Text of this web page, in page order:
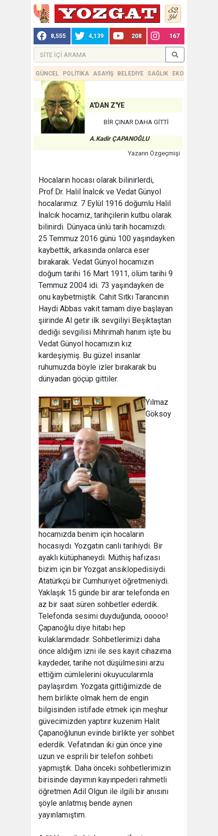
8,555 4,139 208 167
GÜNCEL POLİTİKA ASAYİŞ BELEDİYE SAĞLIK EKONOMİ
A'DAN Z'YE
BİR ÇINAR DAHA GİTTİ
A.Kadir ÇAPANOĞLU
Yazarın Özgeçmişi
Hocaların hocası olarak bilinirlerdi,
Prof.Dr. Halil İnalcık ve Vedat Günyol
hocalarımız. 7 Eylül 1916 doğumlu Halil
İnalcık hocamız, tarihçilerin kutbu olarak
bilinirdi. Dünyaca ünlü tarih hocamızdı.
25 Temmuz 2016 günü 100 yaşındayken
kaybettik, arkasında onlarca eser
bırakarak. Vedat Günyol hocamızın
doğum tarihi 16 Mart 1911, ölüm tarihi 9
Temmuz 2004 idi. 73 yaşındayken de
onu kaybetmiştik. Cahit Sıtkı Tarancının 
Haydi Abbas vakit tamam diye başlayan
şiirinde Al getir ilk sevgiliyi Beşiktaştan
dediği sevgilisi Mihrimah hanım işte bu
Vedat Günyol hocamızın kız
kardeşiymiş. Bu güzel insanlar
ruhumuzda böyle izler bırakarak bu
dünyadan göçüp gittiler.
Yılmaz
Göksoy
hocamızda benim için hocaların
hocasıydı. Yozgatın canlı tarihiydi. Bir
ayaklı kütüphaneydi. Müthiş hafızası
bizim için bir Yozgat ansiklopedisiydi.
Atatürkçü bir Cumhuriyet öğretmeniydi.
Yaklaşık 15 günde bir arar telefonda en
az bir saat süren sohbetler ederdik.
Telefonda sesimi duyduğunda, ooooo!
Çapanoğlu diye hitabı hep
kulaklarımdadır. Sohbetlerimizi daha
önce aldığım izni ile ses kayıt cihazıma
kaydeder, tarihe not düşülmesini arzu
ettiğim cümlelerini okuyucularımla
paylaşırdım. Yozgata gittiğimizde de
hem birlikte olmak hem de engin
bilgisinden istifade etmek için meşhur
güvecimizden yaptırır kuzenim Halit
Çapanoğlunun evinde birlikte yer sohbet
ederdik. Vefatından iki gün önce yine
uzun ve esprili bir telefon sohbeti
yapmıştık. Daha önceki sohbetlerimizin
birisinde dayımın kayınpederi rahmetli
öğretmen Adil Olgun ile ilgili bir anısını
şöyle anlatmış bende aynen
yayınlamıştım.